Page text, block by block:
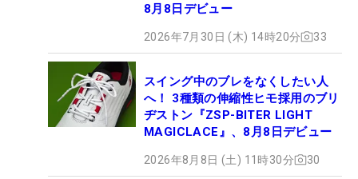
8月8日デビュー
2026年7月30日 (木) 14時20分 33
スイング中のブレをなくしたい人
へ！ 3種類の伸縮性ヒモ採用のブリ
ヂストン『ZSP-BITER LIGHT
MAGICLACE』、8月8日デビュー
2026年8月8日 (土) 11時30分 30